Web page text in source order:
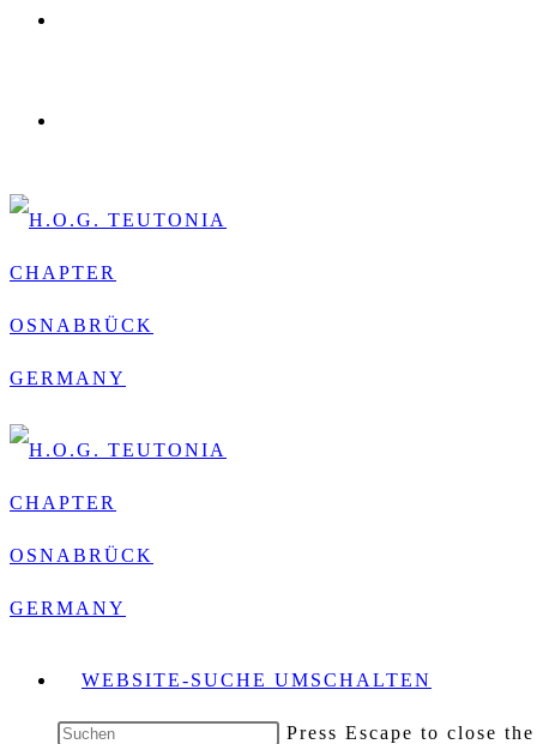
WEBSITE-SUCHE UMSCHALTEN
Press Escape to close